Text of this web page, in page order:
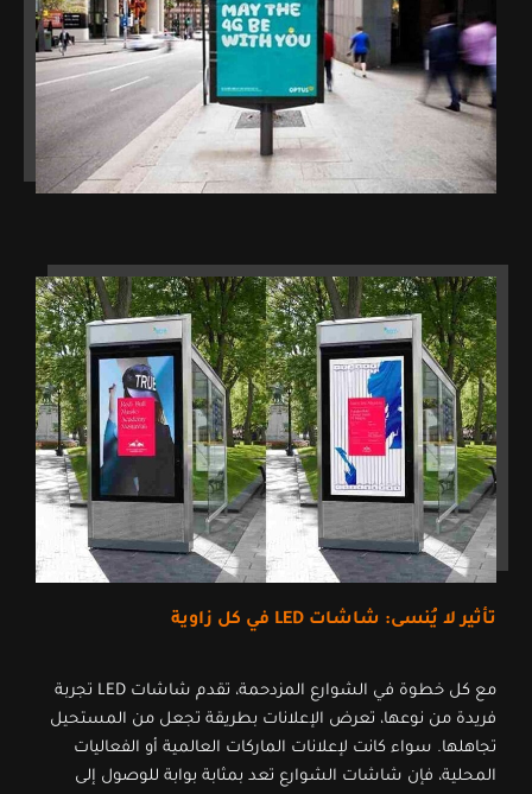
تأثير لا يُنسى: شاشات LED في كل زاوية
مع كل خطوة في الشوارع المزدحمة، تقدم شاشات LED تجربة
فريدة من نوعها، تعرض الإعلانات بطريقة تجعل من المستحيل
تجاهلها. سواء كانت لإعلانات الماركات العالمية أو الفعاليات
المحلية، فإن شاشات الشوارع تعد بمثابة بوابة للوصول إلى